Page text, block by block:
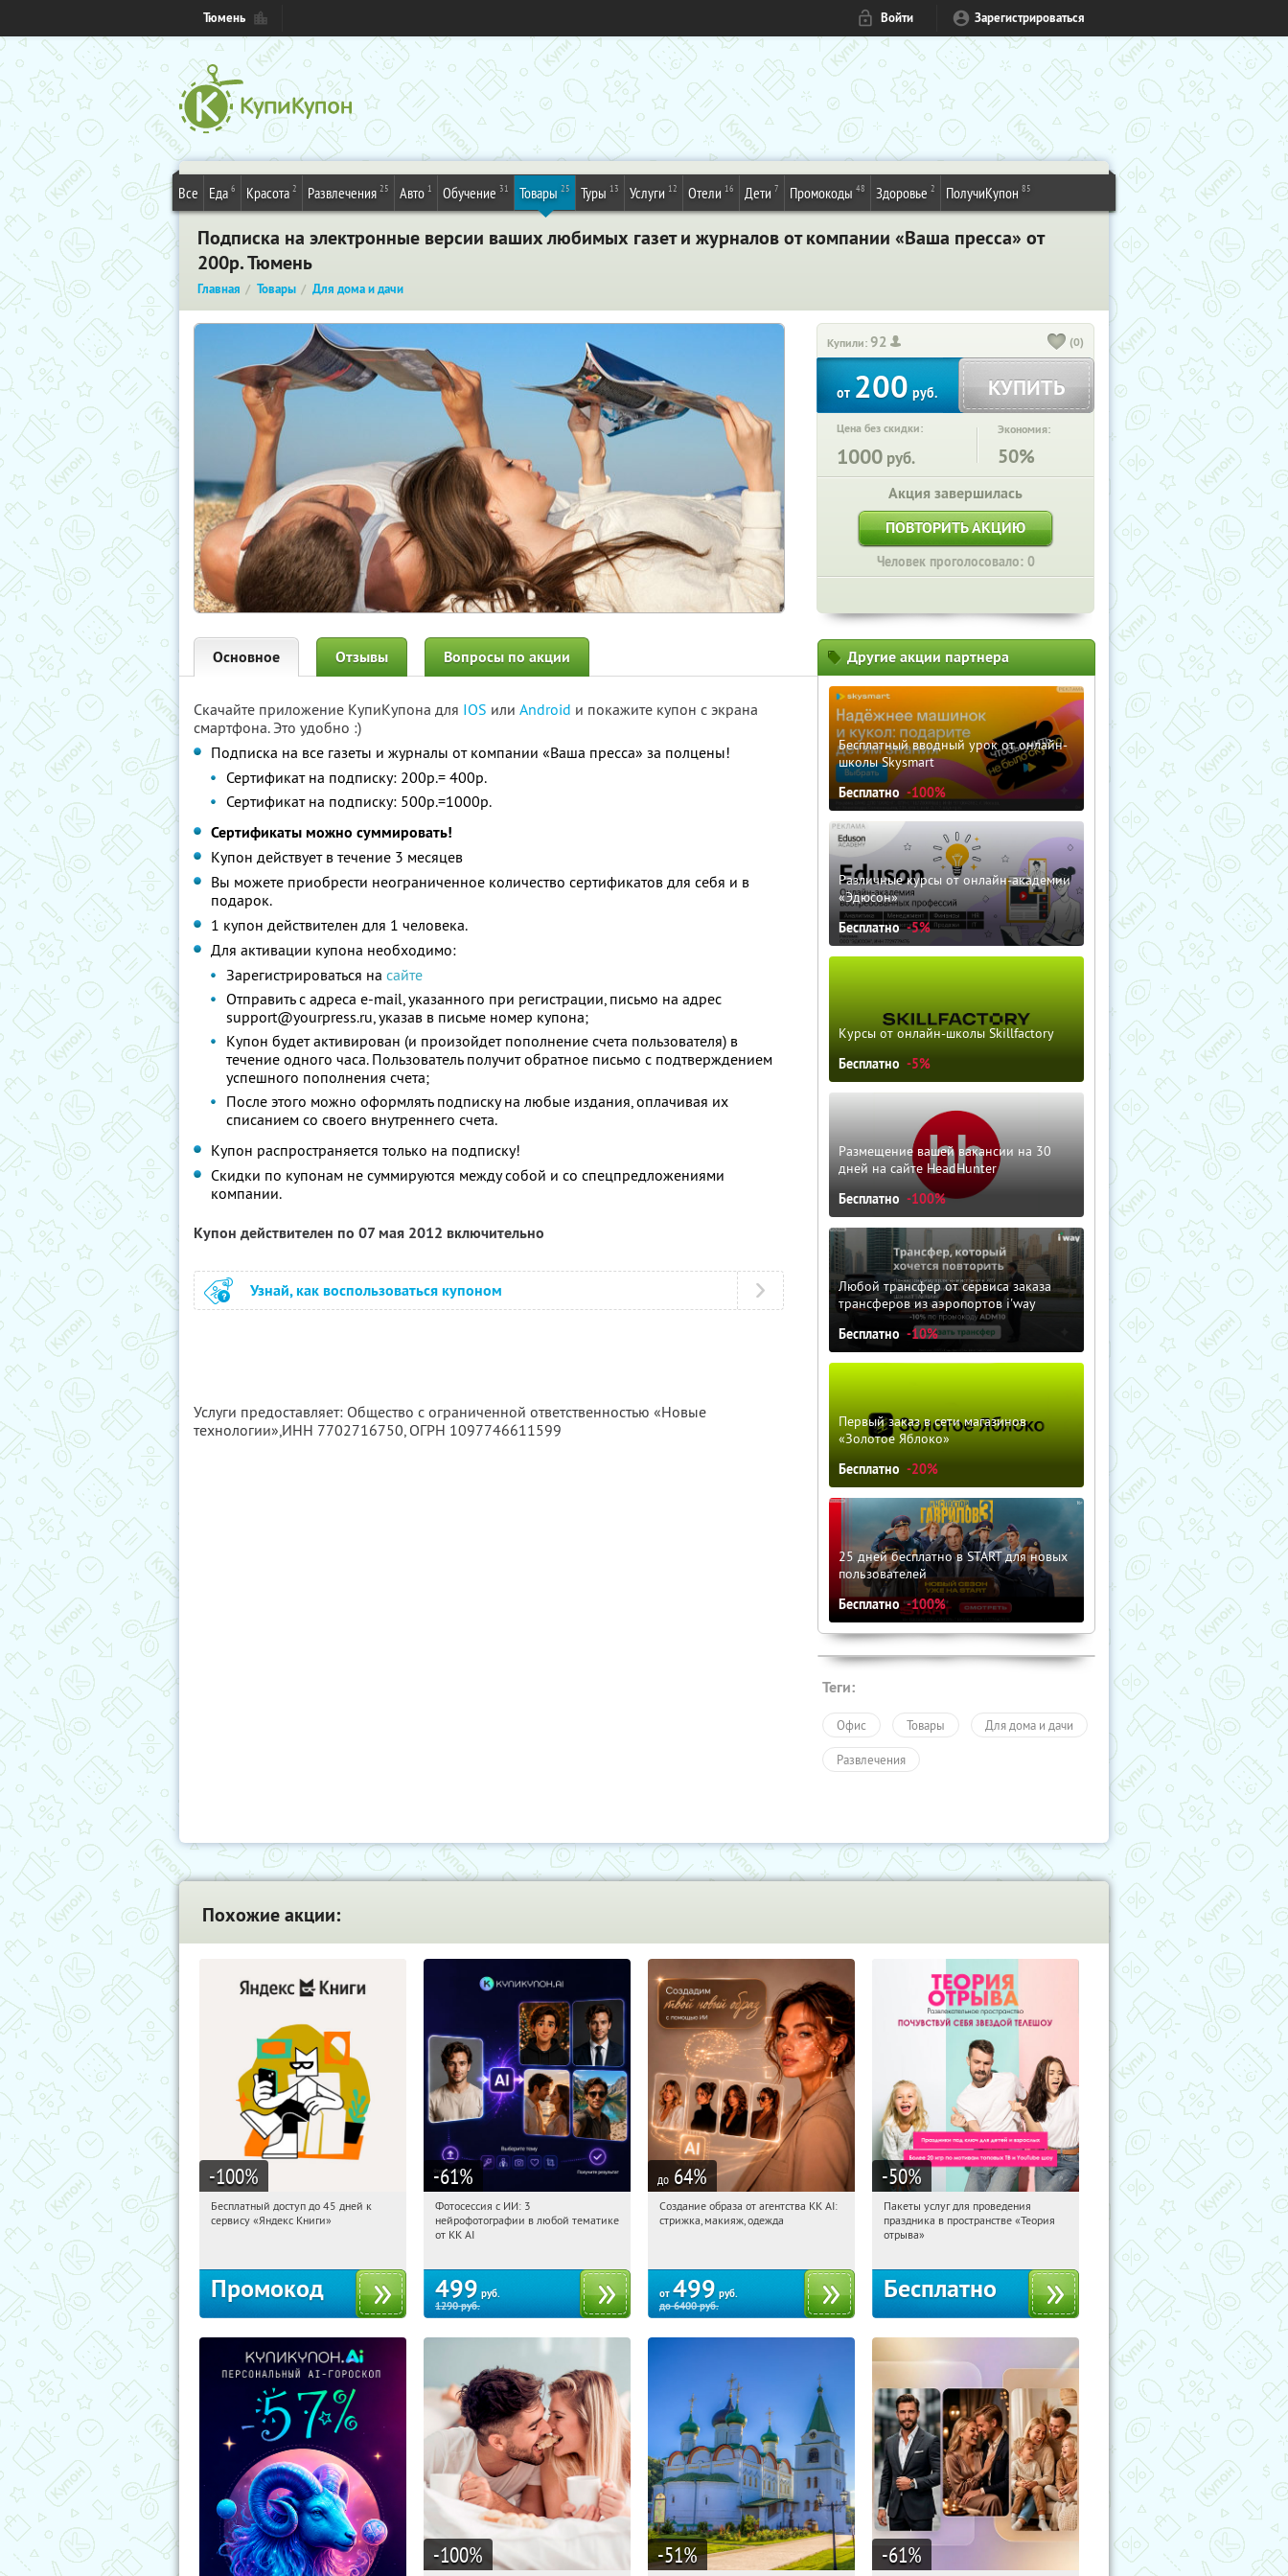
Тюмень Войти Зарегистрироваться
Все Еда 6 Красота 2 Развлечения 25 Авто 1 Обучение 31 Товары 25 Туры 13 Услуги 12 Отели 16 Дети 7 Промокоды 48 Здоровье 2 ПолучиКупон 85
Подписка на электронные версии ваших любимых газет и журналов от компании «Ваша пресса» от
200р. Тюмень
Главная Товары Для дома и дачи
Купили:92 (0)
от200руб. КУПИТЬ
Цена без скидки:
1000 руб.
Экономия:
50%
Акция завершилась
ПОВТОРИТЬ АКЦИЮ
Человек проголосовало: 0
Основное Отзывы Вопросы по акции
Скачайте приложение КупиКупона для IOS или Android и покажите купон с экрана
смартфона. Это удобно :)
Подписка на все газеты и журналы от компании «Ваша пресса» за полцены!
Сертификат на подписку: 200р.= 400р.
Сертификат на подписку: 500р.=1000р.
Сертификаты можно суммировать!
Купон действует в течение 3 месяцев
Вы можете приобрести неограниченное количество сертификатов для себя и в
подарок.
1 купон действителен для 1 человека.
Для активации купона необходимо:
Зарегистрироваться на сайте
Отправить с адреса e-mail, указанного при регистрации, письмо на адрес
support@yourpress.ru, указав в письме номер купона;
Купон будет активирован (и произойдет пополнение счета пользователя) в
течение одного часа. Пользователь получит обратное письмо с подтверждением
успешного пополнения счета;
После этого можно оформлять подписку на любые издания, оплачивая их
списанием со своего внутреннего счета.
Купон распространяется только на подписку!
Скидки по купонам не суммируются между собой и со спецпредложениями
компании.
Купон действителен по 07 мая 2012 включительно
Узнай, как воспользоваться купоном
Услуги предоставляет: Общество с ограниченной ответственностью «Новые
технологии»,ИНН 7702716750, ОГРН 1097746611599
Другие акции партнера
Бесплатный вводный урок от онлайн-
школы Skysmart
Бесплатно -100%
Различные курсы от онлайн-академии
«Эдюсон»
Бесплатно -5%
Курсы от онлайн-школы Skillfactory
Бесплатно -5%
Размещение вашей вакансии на 30
дней на сайте HeadHunter
Бесплатно -100%
Любой трансфер от сервиса заказа
трансферов из аэропортов i'way
Бесплатно -10%
Первый заказ в сети магазинов
«Золотое Яблоко»
Бесплатно -20%
25 дней бесплатно в START для новых
пользователей
Бесплатно -100%
Теги:
Офис Товары Для дома и дачи
Развлечения
Похожие акции:
-100%
00:31:35
Получи первым!
Бесплатный доступ до 45 дней к
сервису «Яндекс Книги»
Промокод
-61%
00:31:35
Россия
Фотосессия с ИИ: 3
нейрофотографии в любой тематике
от KK AI
499 руб.
1290руб.
до 64%
00:31:35 Купили:64
Создание образа от агентства KK AI:
стрижка, макияж, одежда
от 499 руб.
до6400руб.
-50%
00:31:35 Получили:
Тюмень, улица Николая Зелинского,
Пакеты услуг для проведения
праздника в пространстве «Теория
отрыва»
Бесплатно
-100% -51% -61%